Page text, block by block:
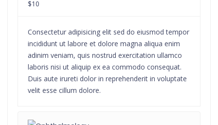
$10
Consectetur adipisicing elit sed do eiusmod tempor
incididunt ut labore et dolore magna aliqua enim
adinim veniam, quis nostrud exercitation ullamco
laboris nisi ut aliquip ex ea commodo consequat.
Duis aute irureti dolor in reprehenderit in voluptate
velit esse cillum dolore.